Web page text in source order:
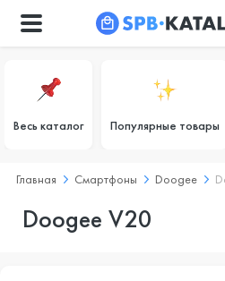
Весь каталог Популярные товары
Главная Смартфоны Doogee
Doogee V20